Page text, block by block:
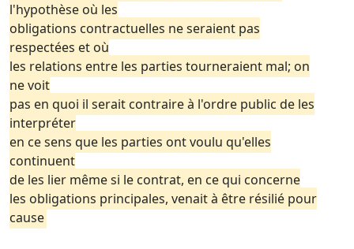
l'hypothèse où les
obligations contractuelles ne seraient pas
respectées et où
les relations entre les parties tourneraient mal; on
ne voit
pas en quoi il serait contraire à l'ordre public de les
interpréter
en ce sens que les parties ont voulu qu'elles
continuent
de les lier même si le contrat, en ce qui concerne
les obligations principales, venait à être résilié pour
cause